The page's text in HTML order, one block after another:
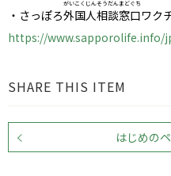
・さっぽろ外国人
がいこくじん
相談窓口
そうだんまどぐち
ワク
https://www.sapporolife.info/
SHARE THIS ITEM
はじめの